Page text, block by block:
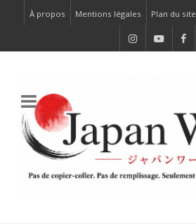
À propos Mentions légales Plan du site